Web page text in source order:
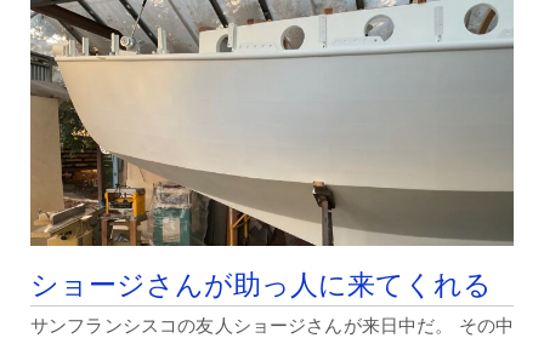
ショージさんが助っ人に来てくれる
サンフランシスコの友人ショージさんが来日中だ。 その中